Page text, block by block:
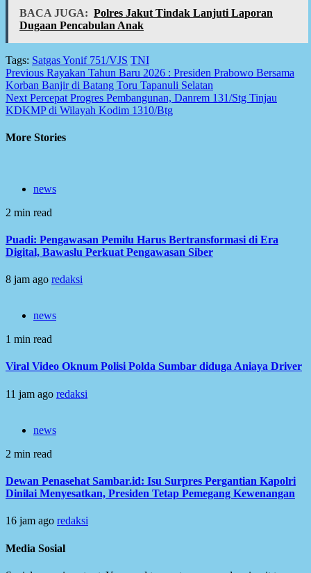
Share
BACA JUGA: Polres Jakut Tindak Lanjuti Laporan
Dugaan Pencabulan Anak
Tags: Satgas Yonif 751/VJS TNI
Post
navigation
Previous Rayakan Tahun Baru 2026 : Presiden Prabowo Bersama
Korban Banjir di Batang Toru Tapanuli Selatan
Next Percepat Progres Pembangunan, Danrem 131/Stg Tinjau
KDKMP di Wilayah Kodim 1310/Btg
More Stories
news
2 min read
Puadi: Pengawasan Pemilu Harus Bertransformasi di Era
Digital, Bawaslu Perkuat Pengawasan Siber
8 jam ago redaksi
news
1 min read
Viral Video Oknum Polisi Polda Sumbar diduga Aniaya Driver
11 jam ago redaksi
news
2 min read
Dewan Penasehat Sambar.id: Isu Surpres Pergantian Kapolri
Dinilai Menyesatkan, Presiden Tetap Pemegang Kewenangan
16 jam ago redaksi
Media Sosial